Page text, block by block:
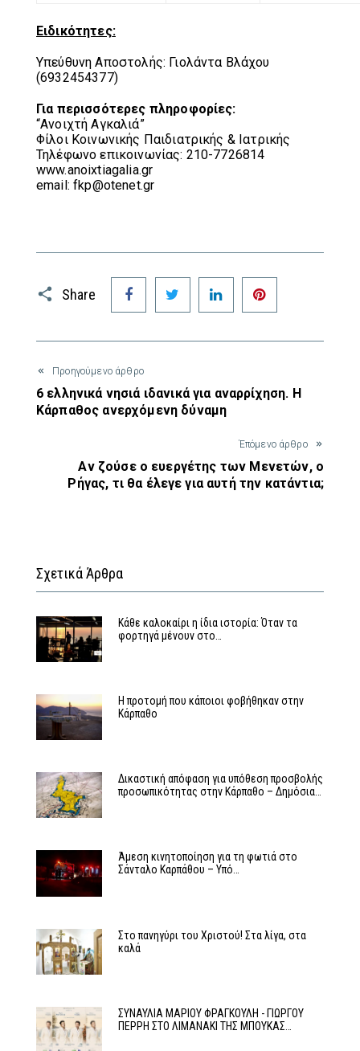
Ειδικότητες:
Υπεύθυνη Αποστολής: Γιολάντα Βλάχου
(6932454377)
Για περισσότερες πληροφορίες:
“Ανοιχτή Αγκαλιά”
Φίλοι Κοινωνικής Παιδιατρικής & Ιατρικής
Τηλέφωνο επικοινωνίας: 210-7726814
www.anoixtiagalia.gr
email: fkp@otenet.gr
Share
Facebook Twitter LinkedIn
Προηγούμενο άρθρο
6 ελληνικά νησιά ιδανικά για αναρρίχηση. Η
Κάρπαθος ανερχόμενη δύναμη
Έπόμενο άρθρο
Αν ζούσε ο ευεργέτης των Μενετών, ο
Ρήγας, τι θα έλεγε για αυτή την κατάντια;
Σχετικά Άρθρα
Κάθε καλοκαίρι η ίδια ιστορία: Όταν τα
φορτηγά μένουν στο…
Η προτομή που κάποιοι φοβήθηκαν στην
Κάρπαθο
Δικαστική απόφαση για υπόθεση προσβολής
προσωπικότητας στην Κάρπαθο – Δημόσια…
Άμεση κινητοποίηση για τη φωτιά στο
Σάνταλο Καρπάθου – Υπό…
Στο πανηγύρι του Χριστού! Στα λίγα, στα
καλά
ΣΥΝΑΥΛΙΑ ΜΑΡΙΟΥ ΦΡΑΓΚΟΥΛΗ - ΓΙΩΡΓΟΥ
ΠΕΡΡΗ ΣΤΟ ΛΙΜΑΝΑΚΙ ΤΗΣ ΜΠΟΥΚΑΣ…